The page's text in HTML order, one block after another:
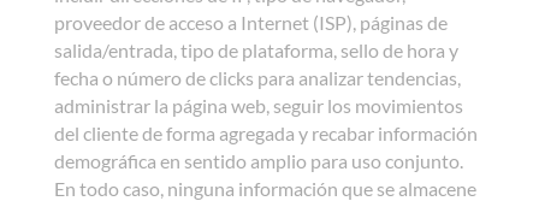
proveedor de acceso a Internet (ISP), páginas de
salida/entrada, tipo de plataforma, sello de hora y
fecha o número de clicks para analizar tendencias,
administrar la página web, seguir los movimientos
del cliente de forma agregada y recabar información
demográfica en sentido amplio para uso conjunto.
En todo caso, ninguna información que se almacene